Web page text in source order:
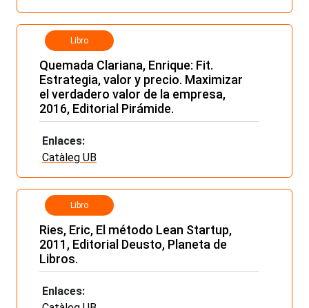
Libro
Quemada Clariana, Enrique: Fit.
Estrategia, valor y precio. Maximizar
el verdadero valor de la empresa,
2016, Editorial Pirámide.
Enlaces:
Catàleg UB
Libro
Ries, Eric, El método Lean Startup,
2011, Editorial Deusto, Planeta de
Libros.
Enlaces: